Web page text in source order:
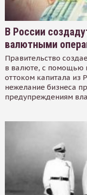
В России
валютными
Правительство
в валюте, с помощью
оттоком капитала из
нежелание бизнеса
предупреждениям